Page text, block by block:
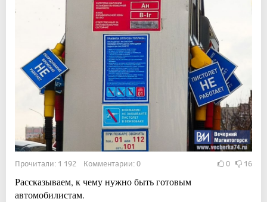
Прочитали: 1 192 Комментарии: 0 0 16
Рассказываем, к чему нужно быть готовым
автомобилистам.